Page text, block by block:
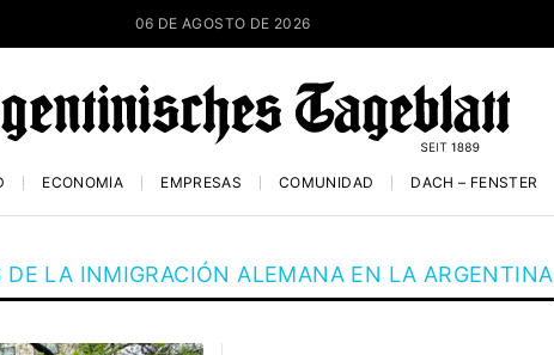
06 DE AGOSTO DE 2026
ECONOMÍA EMPRESAS COMUNIDAD DACH – FENSTER
DE LA INMIGRACIÓN ALEMANA EN LA ARGENTINA